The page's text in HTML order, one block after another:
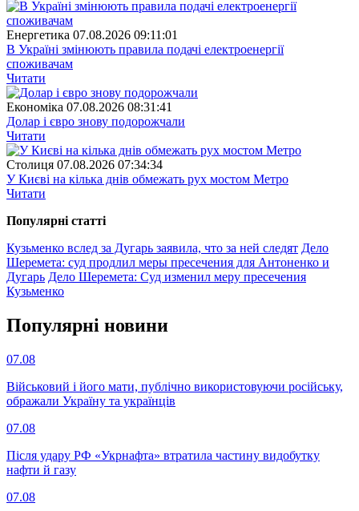
Енергетика 07.08.2026 09:11:01
В Україні змінюють правила подачі електроенергії
споживачам
Читати
Економіка 07.08.2026 08:31:41
Долар і євро знову подорожчали
Читати
Столиця 07.08.2026 07:34:34
У Києві на кілька днів обмежать рух мостом Метро
Читати
Популярнi статтi
Кузьменко вслед за Дугарь заявила, что за ней следят Дело
Шеремета: суд продлил меры пресечения для Антоненко и
Дугарь Дело Шеремета: Суд изменил меру пресечения
Кузьменко
Популярнi новини
07.08
Військовий і його мати, публічно використовуючи російську,
ображали Україну та українців
07.08
Після удару РФ «Укрнафта» втратила частину видобутку
нафти й газу
07.08